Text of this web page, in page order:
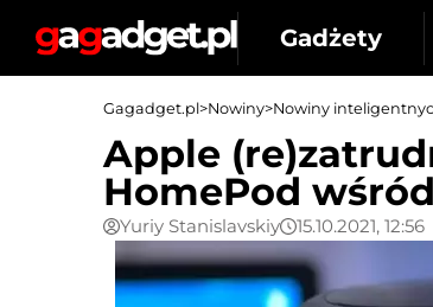
Gadżety
Gagadget.pl>Nowiny>Nowiny
Apple
HomePod
Yuriy Stanislavskiy 15.10.2021, 12:56